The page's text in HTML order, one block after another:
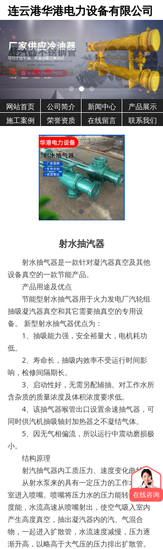
连云港华港电力设备有限公司
网站首页 公司简介 新闻中心
产品展示
施工案例
荣誉资质 在线留言 联系我们
射水抽气器是一款针对凝汽器真空及其他
设备真空的一款节能产品。
产品用途及优点
节能型射水抽气器用于火力发电厂汽轮组
抽吸凝汽器真空和其它需要抽真空的专用设
备。 新型射水抽气器优点为：
1、抽吸能力强，安全裕量大，电机耗功
低。
2、寿命长，抽吸内效率不受运行时间影
响，检修间隔期长。
3、启动性好，无需另配辅抽。对工作水所
含杂质的质量浓度及体积浓度要求低。
4、该抽气器喉管出口设置余速抽气器，可
同时供汽机抽吸轴封加热器之不凝结气体。
5、因无气相偏流，所以运行中震动磨损极
小。
结构原理
射汽抽气器内工质压力、速度变化曲线
从射水泵来的具有一定压力的工作水经水
室进入喷嘴。喷嘴将压力水的压力能转变为速
度能，水流高速从喷嘴射出，使空气吸入室内
产生高度真空，抽出凝汽器内的汽、气混合
物，一起进入扩散管，水流速度减慢，压力逐
渐升高，以略高于大气压的压力排出扩散管。
射水抽汽器
在线咨询